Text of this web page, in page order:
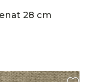
28 cm